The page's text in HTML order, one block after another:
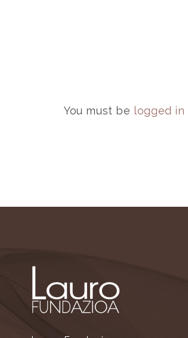
You must be logged in